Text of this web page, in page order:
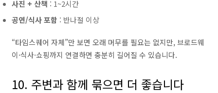
사진 + 산책 : 1~2시간
공연/식사 포함 : 반나절 이상
“타임스퀘어 자체”만 보면 오래 머무를 필요는 없지만, 브로드웨
이·식사·쇼핑까지 연결하면 충분히 길어질 수 있습니다.
10. 주변과 함께 묶으면 더 좋습니다